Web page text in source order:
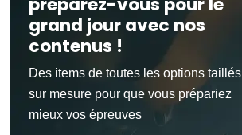
grand jour avec nos
contenus !
Des items de toutes les options taillés
sur mesure pour que vous prépariez
mieux vos épreuves